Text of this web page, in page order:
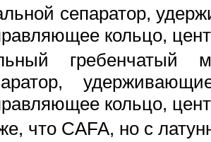
сепаратор,
кольцо,
гребенчатый
кольцо,
что CAFA, но с